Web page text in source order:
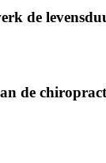
de
de